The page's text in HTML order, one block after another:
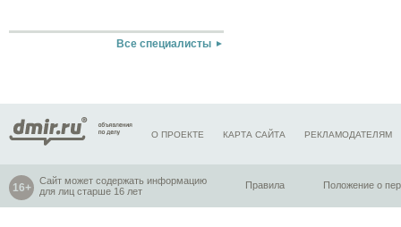
Все специалисты
О ПРОЕКТЕ КАРТА САЙТА РЕКЛАМОДАТЕЛЯМ
Сайт может содержать информацию
для лиц старше 16 лет
Правила Положение о